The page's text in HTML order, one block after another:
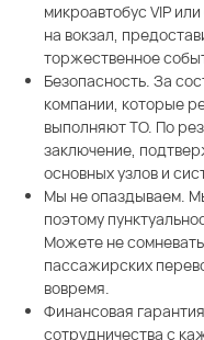
микроавтобус VIP
на вокзал,
торжественное
Безопасность. За
компании, которые
выполняют ТО. По
заключение,
основных узлов и
Мы не опаздываем.
поэтому
Можете не
пассажирских
вовремя.
Финансовая
сотрудничества с